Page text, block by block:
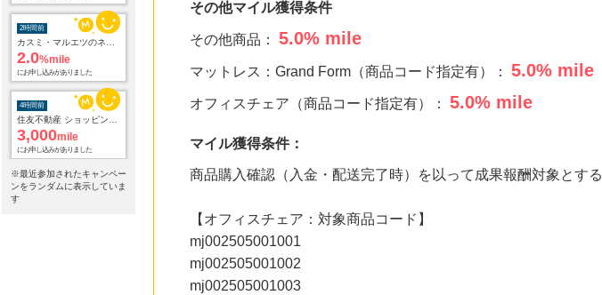
4時間前
3,000mile
にお申し込みがありました
5時間前
ブックオフオンライン販売
3.0%mile
にお申し込みがありました
14時間前
ベルーナ
※最近参加されたキャンペー
ンをランダムに表示していま
す
その他マイル獲得条件
その他商品： 5.0% mile
マットレス：Grand Form（商品コード指定有）： 5.0% mile
オフィスチェア（商品コード指定有）： 5.0% mile
マイル獲得条件：
商品購入確認（入金・配送完了時）を以って成果報酬対象とする
【オフィスチェア：対象商品コード】
mj002505001001
mj002505001002
mj002505001003